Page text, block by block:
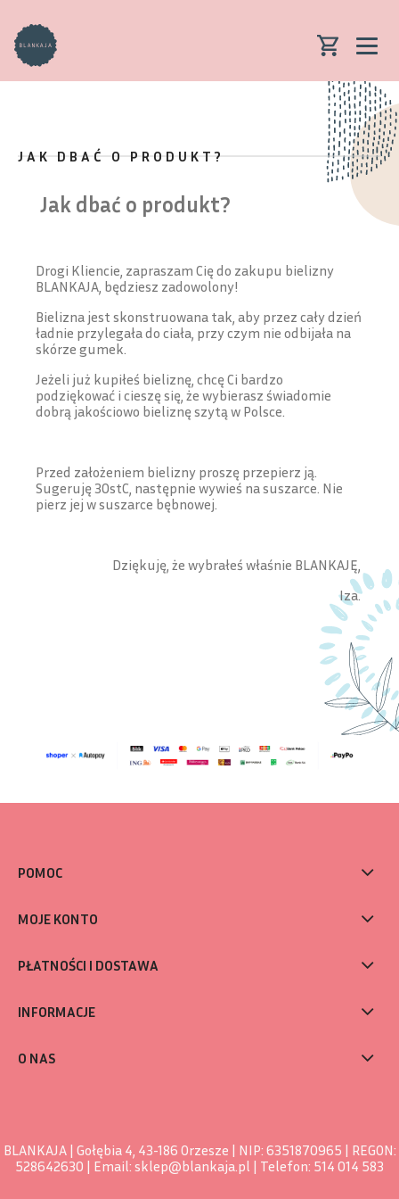
JAK DBAĆ O PRODUKT?
Jak dbać o produkt?
Drogi Kliencie, zapraszam Cię do zakupu bielizny
BLANKAJA, będziesz zadowolony!
Bielizna jest skonstruowana tak, aby przez cały dzień
ładnie przylegała do ciała, przy czym nie odbijała na
skórze gumek.
Jeżeli już kupiłeś bieliznę, chcę Ci bardzo
podziękować i cieszę się, że wybierasz świadomie
dobrą jakościowo bieliznę szytą w Polsce.
Przed założeniem bielizny proszę przepierz ją.
Sugeruję 30stC, następnie wywieś na suszarce. Nie
pierz jej w suszarce bębnowej.
Dziękuję, że wybrałeś właśnie BLANKAJĘ,
Iza.
POMOC
MOJE KONTO
PŁATNOŚCI I DOSTAWA
INFORMACJE
O NAS
BLANKAJA | Gołębia 4, 43-186 Orzesze | NIP: 6351870965 | REGON:
528642630 | Email: sklep@blankaja.pl | Telefon: 514 014 583